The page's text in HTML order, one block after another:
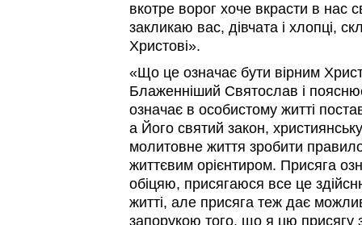
вкотре ворог хоче вкрасти в нас
закликаю вас, дівчата і хлопці,
Христові».
«Що це означає бути вірним
Блаженніший Святослав і
означає в особистому житті
а Його святий закон,
молитовне життя зробити
життєвим орієнтиром. Присяга
обіцяю, присягаюся все це
житті, але присяга теж дає
запорукою того, що я цю присягу